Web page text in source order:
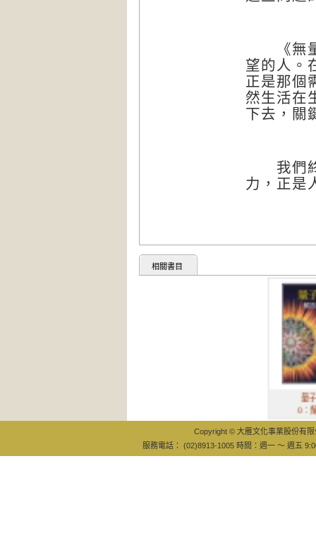
《無量
望的人。
正是那個
然生活在
下去，關
我們終
力，正是
相關書目
0：解放你超
Copyright © 大雁文化事業股份有
服務電話： (02)8913-1005 時間：週一 ～ 週五